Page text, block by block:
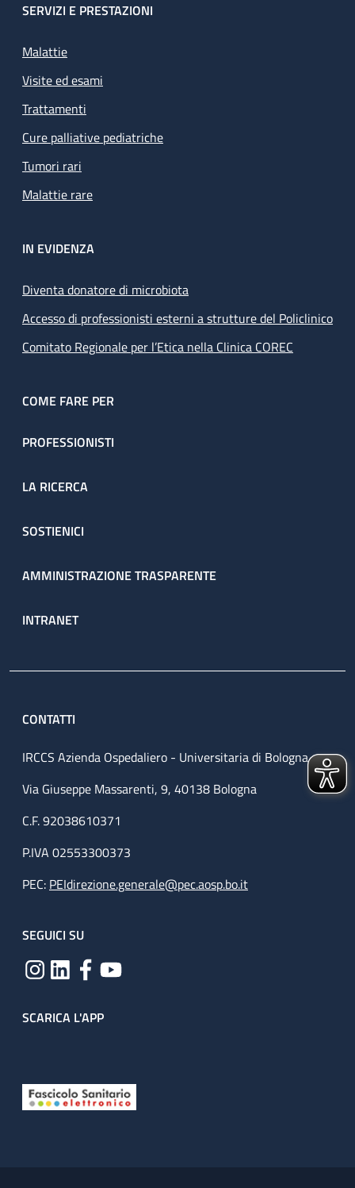
SERVIZI E PRESTAZIONI
Malattie
Visite ed esami
Trattamenti
Cure palliative pediatriche
Tumori rari
Malattie rare
IN EVIDENZA
Diventa donatore di microbiota
Accesso di professionisti esterni a strutture del Policlinico
Comitato Regionale per l’Etica nella Clinica COREC
COME FARE PER
PROFESSIONISTI
LA RICERCA
SOSTIENICI
AMMINISTRAZIONE TRASPARENTE
INTRANET
CONTATTI
IRCCS Azienda Ospedaliero - Universitaria di Bologna
Via Giuseppe Massarenti, 9, 40138 Bologna
C.F. 92038610371
P.IVA 02553300373
PEC: PEIdirezione.generale@pec.aosp.bo.it
SEGUICI SU
SCARICA L'APP